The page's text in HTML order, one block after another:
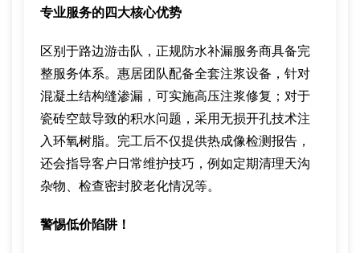
专业服务的四大核心优势
区别于路边游击队，正规防水补漏服务商具备完
整服务体系。惠居团队配备全套注浆设备，针对
混凝土结构缝渗漏，可实施高压注浆修复；对于
瓷砖空鼓导致的积水问题，采用无损开孔技术注
入环氧树脂。完工后不仅提供热成像检测报告，
还会指导客户日常维护技巧，例如定期清理天沟
杂物、检查密封胶老化情况等。
警惕低价陷阱！